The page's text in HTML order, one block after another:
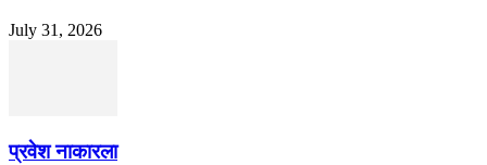
July 31, 2026
प्रवेश नाकारला